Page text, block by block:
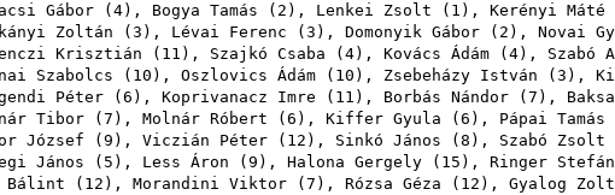
Gábor ( 4), Bogya Tamás ( 2 ), Lenkei Zsolt ( 1 ), Kerényi Máté
Zoltán ( 3 ), Lévai Ferenc ( 3 ), Domonyik Gábor ( 2 ), Novai
Krisztián ( 11 ), Szajkó Csaba ( 4), Kovács Ádám ( 4), Szabó
Szabolcs ( 10 ), Oszlovics Ádám ( 10 ), Zsebeházy István ( 3 ),
Péter ( 6 ), Koprivanacz Imre ( 11 ), Borbás Nándor ( 7 ),
Tibor ( 7 ), Molnár Róbert ( 6 ), Kiffer Gyula ( 6 ), Pápai Tamás
József ( 9 ), Viczián Péter ( 12 ), Sinkó János ( 8 ), Szabó Zsolt
János ( 5 ), Less Áron ( 9 ), Halona Gergely ( 15 ), Ringer Stefán
Bálint ( 12 ), Morandini Viktor ( 7 ), Rózsa Géza ( 12 ), Gyalog